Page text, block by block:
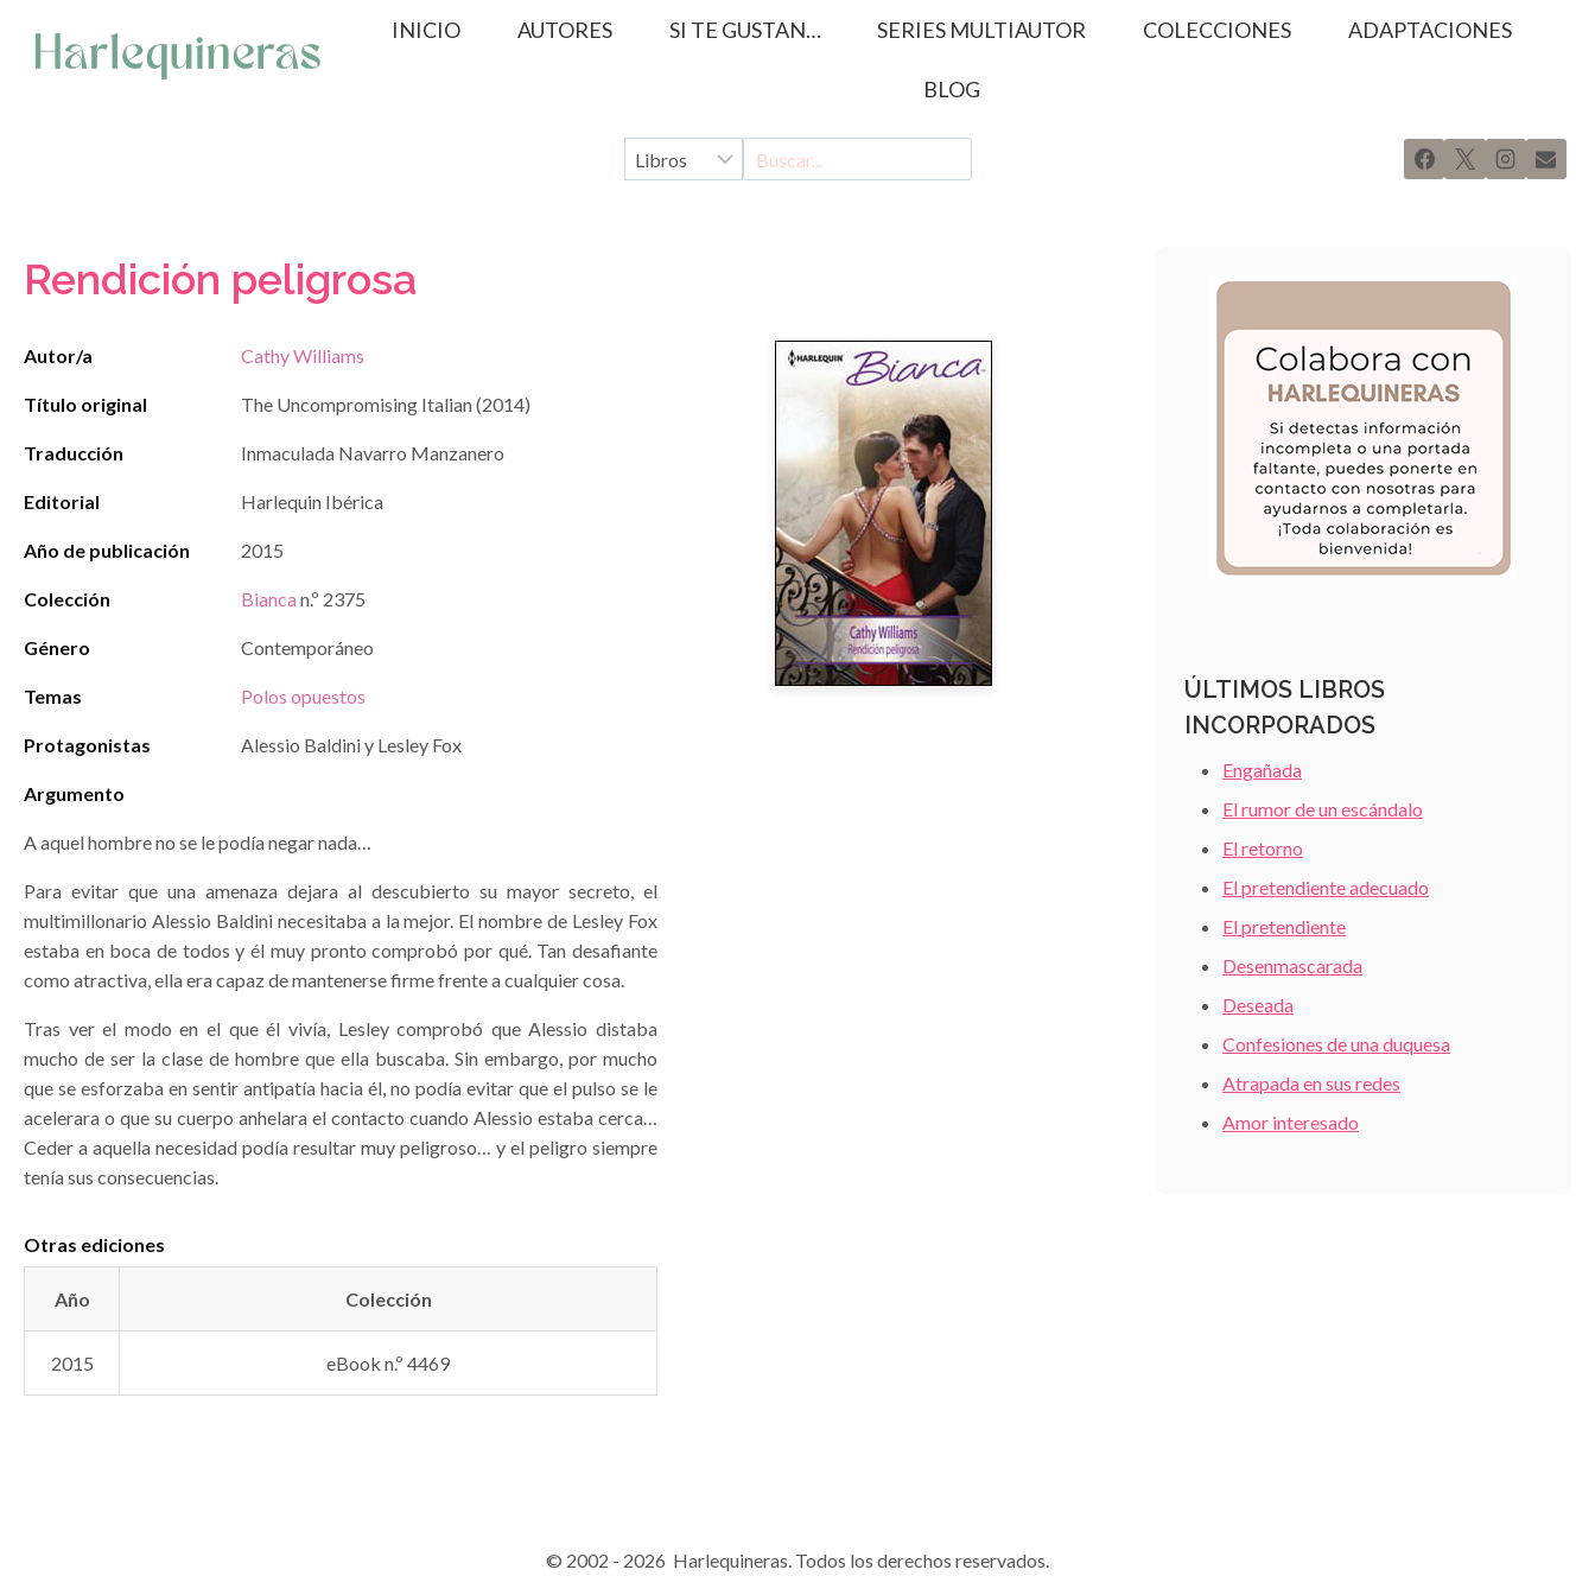
contenido
INICIO AUTORES SI TE GUSTAN… SERIES MULTIAUTOR COLECCIONES ADAPTACIONES
BLOG
Rendición peligrosa
Autor/a Cathy Williams
Título original The Uncompromising Italian (2014)
Traducción Inmaculada Navarro Manzanero
Editorial Harlequin Ibérica
Año de publicación 2015
Colección Bianca n.º 2375
Género Contemporáneo
Temas Polos opuestos
Protagonistas Alessio Baldini y Lesley Fox
Argumento
A aquel hombre no se le podía negar nada…
Para evitar que una amenaza dejara al descubierto su mayor secreto, el
multimillonario Alessio Baldini necesitaba a la mejor. El nombre de Lesley Fox
estaba en boca de todos y él muy pronto comprobó por qué. Tan desafiante
como atractiva, ella era capaz de mantenerse firme frente a cualquier cosa.
Tras ver el modo en el que él vivía, Lesley comprobó que Alessio distaba
mucho de ser la clase de hombre que ella buscaba. Sin embargo, por mucho
que se esforzaba en sentir antipatía hacia él, no podía evitar que el pulso se le
acelerara o que su cuerpo anhelara el contacto cuando Alessio estaba cerca…
Ceder a aquella necesidad podía resultar muy peligroso… y el peligro siempre
tenía sus consecuencias.
Otras ediciones
Año Colección
2015 eBook n.º 4469
ÚLTIMOS LIBROS
INCORPORADOS
Engañada
El rumor de un escándalo
El retorno
El pretendiente adecuado
El pretendiente
Desenmascarada
Deseada
Confesiones de una duquesa
Atrapada en sus redes
Amor interesado
© 2002 - 2026 Harlequineras. Todos los derechos reservados.